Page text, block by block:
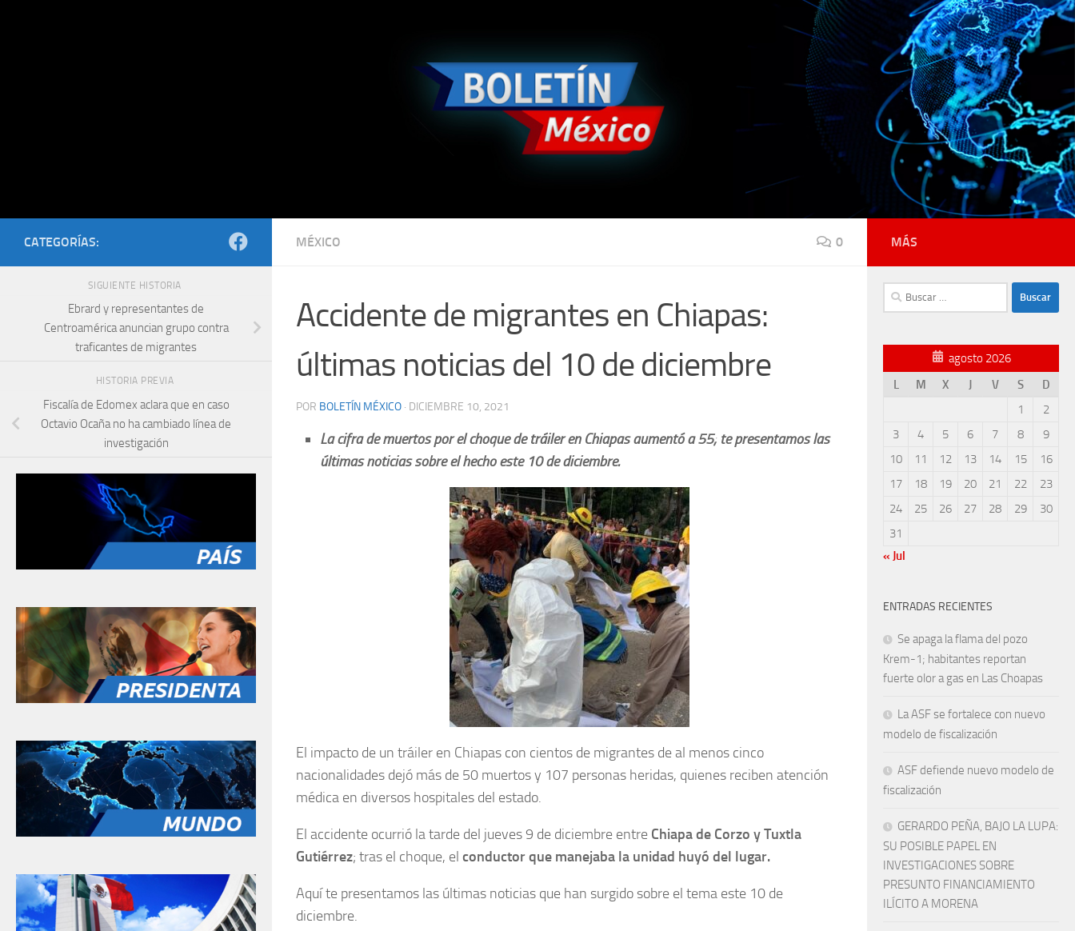
MÉXICO 0
Accidente de migrantes en Chiapas:
últimas noticias del 10 de diciembre
POR BOLETÍN MÉXICO · DICIEMBRE 10, 2021
La cifra de muertos por el choque de tráiler en Chiapas aumentó a 55; te presentamos las
últimas noticias sobre el hecho este 10 de diciembre.
El impacto de un tráiler en Chiapas con cientos de migrantes de al menos cinco
nacionalidades dejó más de 50 muertos y 107 personas heridas, quienes reciben atención
médica en diversos hospitales del estado.
El accidente ocurrió la tarde del jueves 9 de diciembre entre Chiapa de Corzo y Tuxtla
Gutiérrez; tras el choque, el conductor que manejaba la unidad huyó del lugar.
Aquí te presentamos las últimas noticias que han surgido sobre el tema este 10 de
diciembre.
CATEGORÍAS:
SIGUIENTE HISTORIA
Ebrard y representantes de
Centroamérica anuncian grupo contra
traficantes de migrantes
HISTORIA PREVIA
Fiscalía de Edomex aclara que en caso
Octavio Ocaña no ha cambiado línea de
investigación
MÁS
Buscar:
agosto 2026
L
M X J V S
D
1
2
3
4 5 6 7 8
9
10
11 12 13 14 15
16
17
18 19 20 21 22
23
24
25 26 27 28 29
30
31
« Jul
ENTRADAS RECIENTES
Se apaga la flama del pozo
Krem-1; habitantes reportan
fuerte olor a gas en Las Choapas
La ASF se fortalece con nuevo
modelo de fiscalización
ASF defiende nuevo modelo de
fiscalización
GERARDO PEÑA, BAJO LA LUPA:
SU POSIBLE PAPEL EN
INVESTIGACIONES SOBRE
PRESUNTO FINANCIAMIENTO
ILÍCITO A MORENA